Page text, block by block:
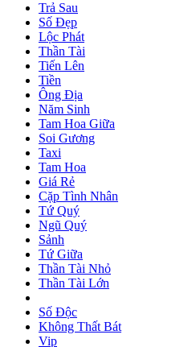
Trả Sau
Số Đẹp
Lộc Phát
Thần Tài
Tiến Lên
Tiền
Ông Địa
Năm Sinh
Tam Hoa Giữa
Soi Gương
Taxi
Tam Hoa
Giá Rẻ
Cặp Tình Nhân
Tứ Quý
Ngũ Quý
Sảnh
Tứ Giữa
Thần Tài Nhỏ
Thần Tài Lớn
Số Độc
Không Thất Bát
Vip